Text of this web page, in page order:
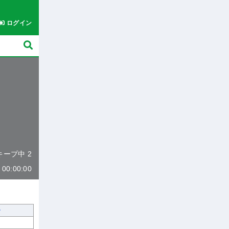
ログイン
ープ中 2
00:00:00